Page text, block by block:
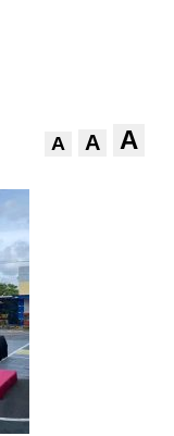
A A A